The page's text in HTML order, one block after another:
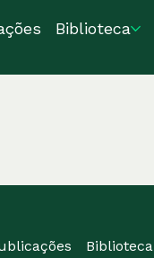
Biblioteca
Biblioteca